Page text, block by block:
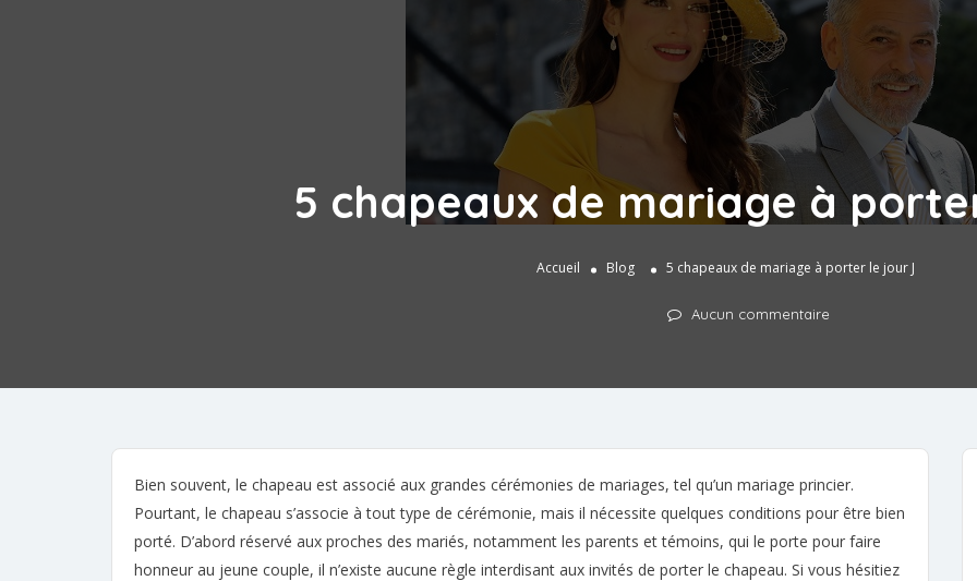
5 chapeaux de mariage à
Accueil Blog 5 chapeaux de mariage à porter le jour J
Aucun commentaire
Bien souvent, le chapeau est associé aux grandes cérémonies de mariages, tel qu’un mariage princier.
Pourtant, le chapeau s’associe à tout type de cérémonie, mais il nécessite quelques conditions pour être bien
porté. D’abord réservé aux proches des mariés, notamment les parents et témoins, qui le porte pour faire
honneur au jeune couple, il n’existe aucune règle interdisant aux invités de porter le chapeau. Si vous hésitiez